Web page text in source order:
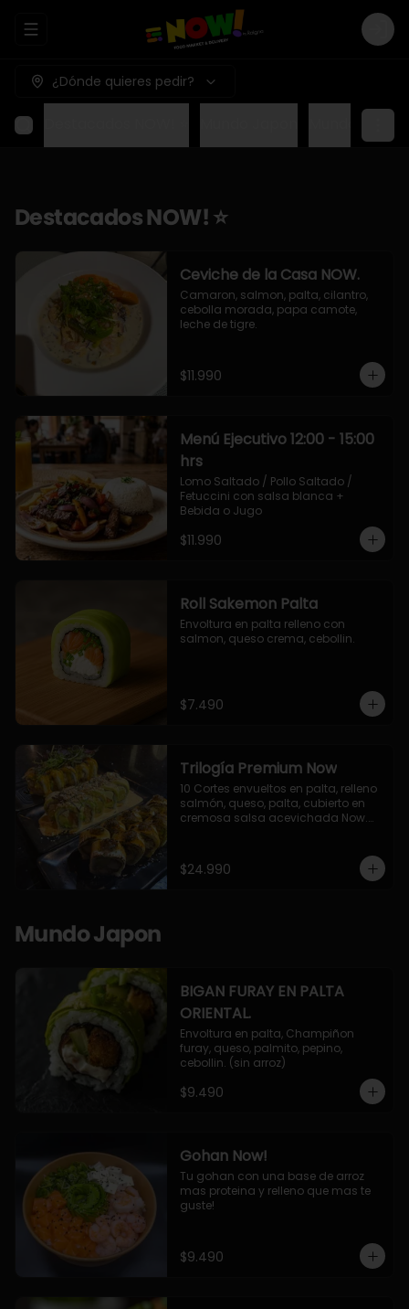
Abrir menu de navegación Login
¿Dónde quieres pedir?
Destacados NOW! ⭐
Ceviche de la Casa NOW.
Camaron, salmon, palta, cilantro,
cebolla morada, papa camote,
leche de tigre.
$11.990
Menú Ejecutivo 12:00 - 15:00
hrs
Lomo Saltado / Pollo Saltado /
Fetuccini con salsa blanca +
Bebida o Jugo
$11.990
Roll Sakemon Palta
Envoltura en palta relleno con
salmon, queso crema, cebollin.
$7.490
Trilogía Premium Now
10 Cortes envueltos en palta, relleno
salmón, queso, palta, cubierto en
cremosa salsa acevichada Now.
palta, cubierto con topping de
chimichurri de la casa flambeado.
$24.990
Mundo Japon
BIGAN FURAY EN PALTA
ORIENTAL.
Envoltura en palta, Champiñon
furay, queso, palmito, pepino,
cebollin. (sin arroz)
$9.490
Gohan Now!
Tu gohan con una base de arroz
mas proteina y relleno que mas te
guste!
$9.490